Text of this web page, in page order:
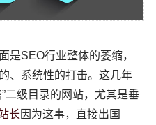
是SEO行业整体的萎缩，
、系统性的打击。这几年
二级目录的网站，尤其是垂
长因为这事，直接出国